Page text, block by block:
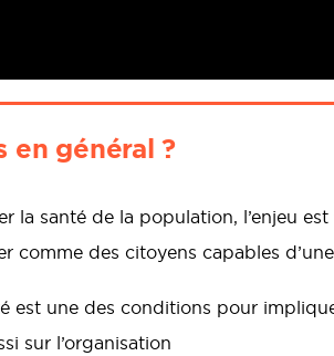
en général ?
la santé de la population, l’enjeu
comme des citoyens capables
est une des conditions pour
sur l’organisation